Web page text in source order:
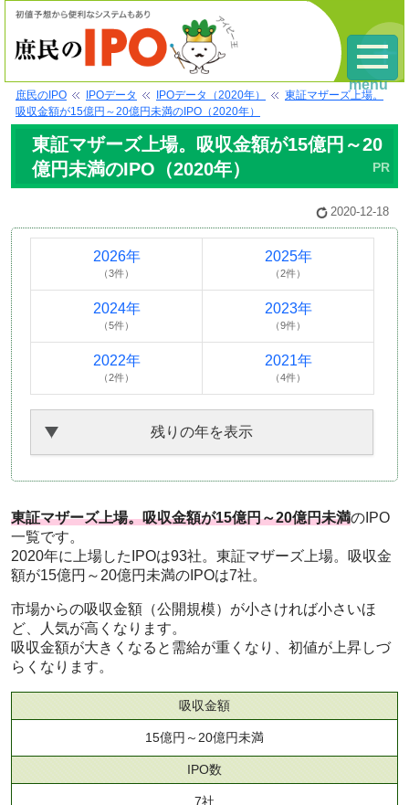
庶民のIPO IPOデータ IPOデータ（2020年）
東証マザーズ上場。
吸収金額が15億円～20億円未満のIPO（2020年）
東証マザーズ上場。吸収金額が15億円～20
億円未満のIPO（2020年）
2020-12-18
2026年
（3件）
2025年
（2件）
2024年
（5件）
2023年
（9件）
2022年
（2件）
2021年
（4件）
残りの年を表示
東証マザーズ上場。吸収金額が15億円～20億円未満のIPO
一覧です。
2020年に上場したIPOは93社。東証マザーズ上場。吸収金
額が15億円～20億円未満のIPOは7社。
市場からの吸収金額（公開規模）が小さければ小さいほ
ど、人気が高くなります。
吸収金額が大きくなると需給が重くなり、初値が上昇しづ
らくなります。
吸収金額
15億円～20億円未満
IPO数
7社
menu